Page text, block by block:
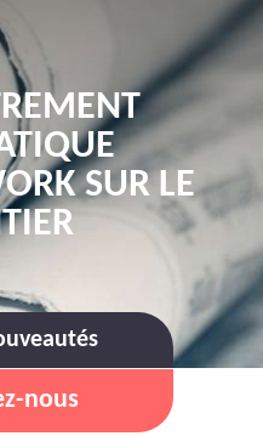
SUR LE
nous